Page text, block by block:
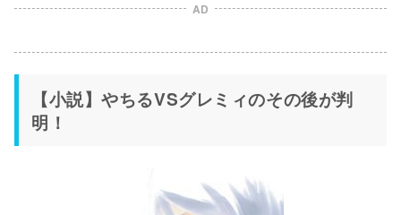
AD
【小説】やちるVSグレミィのその後が判
明！